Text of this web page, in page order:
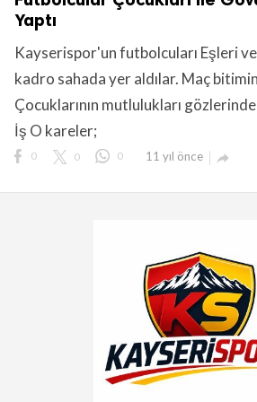
Yaptı
Kayserispor'un futbolcuları Eşleri
kadro sahada yer aldılar. Maç
Çocuklarının mutlulukları
İş O kareler;
0 0 0 11 yıl önce 